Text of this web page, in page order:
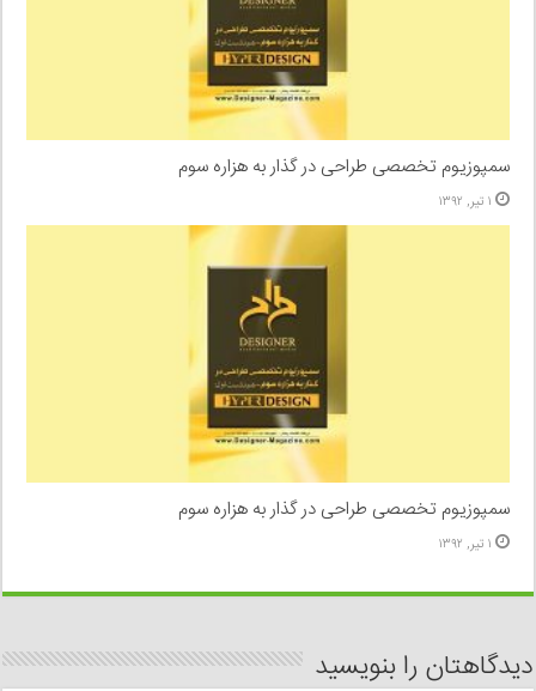
سمپوزیوم تخصصی طراحی در گذار به هزاره سوم
۱ تیر, ۱۳۹۲
سمپوزیوم تخصصی طراحی در گذار به هزاره سوم
۱ تیر, ۱۳۹۲
دیدگاهتان را بنویسید